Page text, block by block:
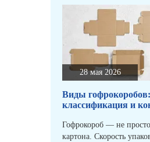
28 мая 2026
Виды гофрокоробов:
классификация и
Гофрокороб — не
картона. Скорость